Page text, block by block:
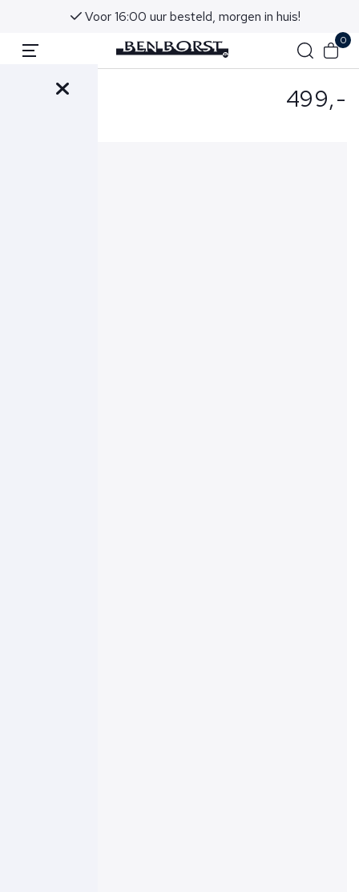
Voor 16:00 uur besteld, morgen in huis!
0
- Riem Grijs 499,-